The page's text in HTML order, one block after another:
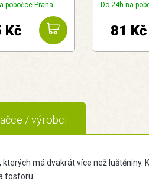
pobočce Praha.
Kč
Do 24h na
81 Kč
/ výrobci
kterých má dvakrát více než luštěniny.
fosforu.